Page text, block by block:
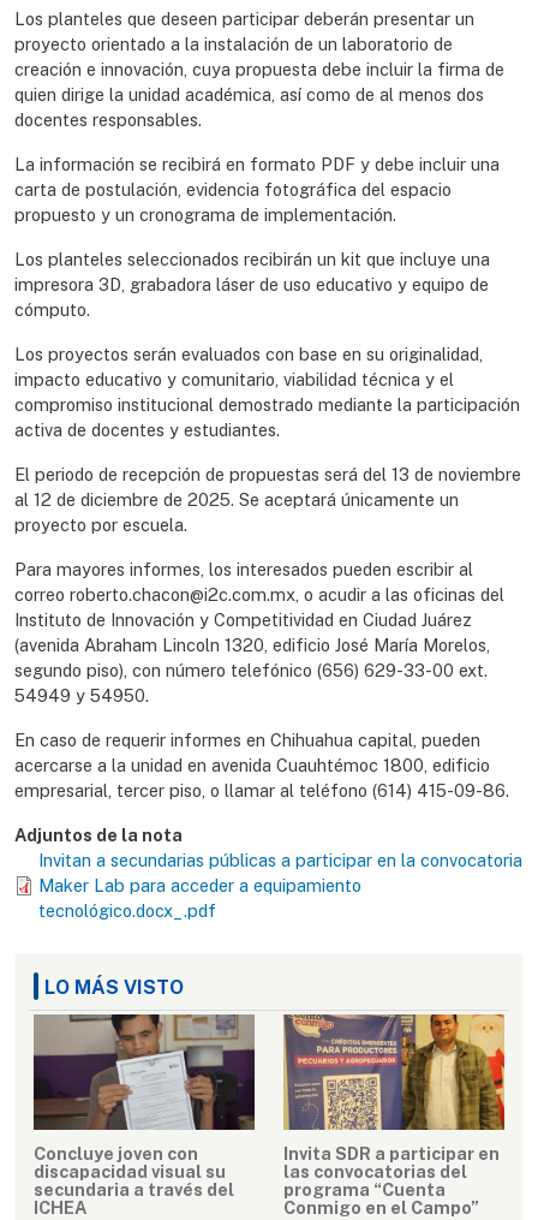
Los planteles que deseen participar deberán presentar un
proyecto orientado a la instalación de un laboratorio de
creación e innovación, cuya propuesta debe incluir la firma de
quien dirige la unidad académica, así como de al menos dos
docentes responsables.
La información se recibirá en formato PDF y debe incluir una
carta de postulación, evidencia fotográfica del espacio
propuesto y un cronograma de implementación.
Los planteles seleccionados recibirán un kit que incluye una
impresora 3D, grabadora láser de uso educativo y equipo de
cómputo.
Los proyectos serán evaluados con base en su originalidad,
impacto educativo y comunitario, viabilidad técnica y el
compromiso institucional demostrado mediante la participación
activa de docentes y estudiantes.
El periodo de recepción de propuestas será del 13 de noviembre
al 12 de diciembre de 2025. Se aceptará únicamente un
proyecto por escuela.
Para mayores informes, los interesados pueden escribir al
correo roberto.chacon@i2c.com.mx, o acudir a las oficinas del
Instituto de Innovación y Competitividad en Ciudad Juárez
(avenida Abraham Lincoln 1320, edificio José María Morelos,
segundo piso), con número telefónico (656) 629-33-00 ext.
54949 y 54950.
En caso de requerir informes en Chihuahua capital, pueden
acercarse a la unidad en avenida Cuauhtémoc 1800, edificio
empresarial, tercer piso, o llamar al teléfono (614) 415-09-86.
Adjuntos de la nota
Invitan a secundarias públicas a participar en la convocatoria
Maker Lab para acceder a equipamiento
tecnológico.docx_.pdf
LO MÁS VISTO
Concluye joven con
discapacidad visual su
secundaria a través del
ICHEA
Invita SDR a participar en
las convocatorias del
programa “Cuenta
Conmigo en el Campo”